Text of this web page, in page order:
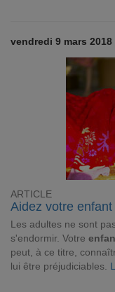
vendredi 9 mars 2018
ARTICLE
Aidez votre
Les adultes ne sont
s'endormir. Votre
peut, à ce titre,
lui être préjudiciables.